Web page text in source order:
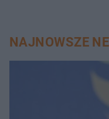
NAJNOWSZE